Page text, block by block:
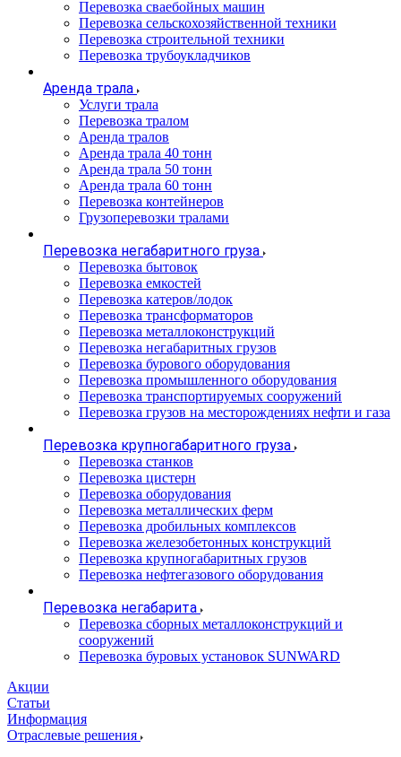
Перевозка сваебойных машин
Перевозка сельскохозяйственной техники
Перевозка строительной техники
Перевозка трубоукладчиков
Аренда трала
Услуги трала
Перевозка тралом
Аренда тралов
Аренда трала 40 тонн
Аренда трала 50 тонн
Аренда трала 60 тонн
Перевозка контейнеров
Грузоперевозки тралами
Перевозка негабаритного груза
Перевозка бытовок
Перевозка емкостей
Перевозка катеров/лодок
Перевозка трансформаторов
Перевозка металлоконструкций
Перевозка негабаритных грузов
Перевозка бурового оборудования
Перевозка промышленного оборудования
Перевозка транспортируемых сооружений
Перевозка грузов на месторождениях нефти и газа
Перевозка крупногабаритного груза
Перевозка станков
Перевозка цистерн
Перевозка оборудования
Перевозка металлических ферм
Перевозка дробильных комплексов
Перевозка железобетонных конструкций
Перевозка крупногабаритных грузов
Перевозка нефтегазового оборудования
Перевозка негабарита
Перевозка сборных металлоконструкций и
сооружений
Перевозка буровых установок SUNWARD
Акции
Статьи
Информация
Отраслевые решения